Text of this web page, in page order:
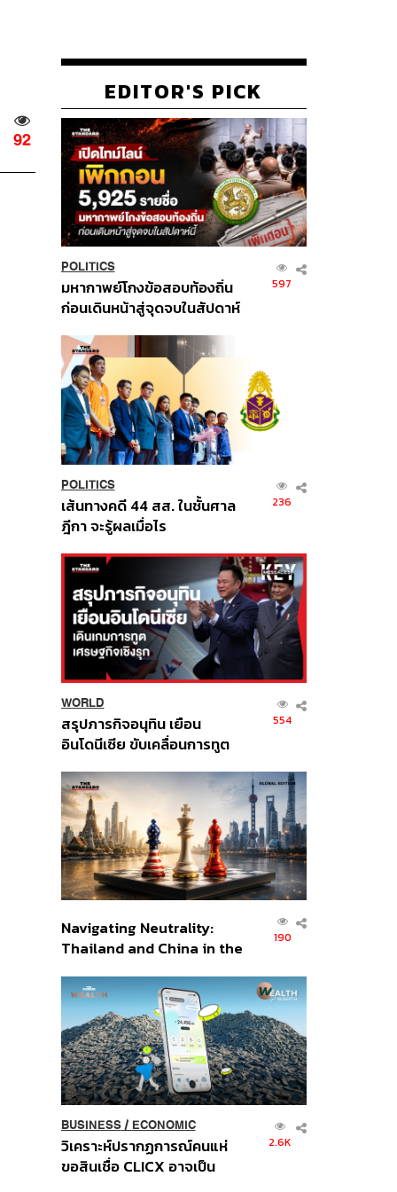
92
EDITOR'S PICK
POLITICS
มหากาพย์โกงข้อสอบท้องถิ่น
ก่อนเดินหน้าสู่จุดจบในสัปดาห์
597
POLITICS
เส้นทางคดี 44 สส. ในชั้นศาล
ฎีกา จะรู้ผลเมื่อไร
236
WORLD
สรุปภารกิจอนุทิน เยือน
อินโดนีเซีย ขับเคลื่อนการทูต
ส่วนยุทธศาสตร์ไทย –
อินโดนีเซีย
554
Navigating Neutrality:
Thailand and China in the
Order
190
BUSINESS/ ECONOMIC
วิเคราะห์ปรากฏการณ์คนแห่
ขอสินเชื่อ CLICX อาจเป็น
2.6K